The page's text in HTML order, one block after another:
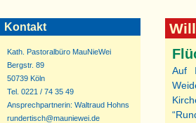
Kontakt
Kath. Pastoralbüro MauNieWei
Bergstr. 89
50739 Köln
Tel. 0221 / 74 35 49
Ansprechpartnerin: Waltraud Hohns
rundertisch@mauniewei.de
Auf